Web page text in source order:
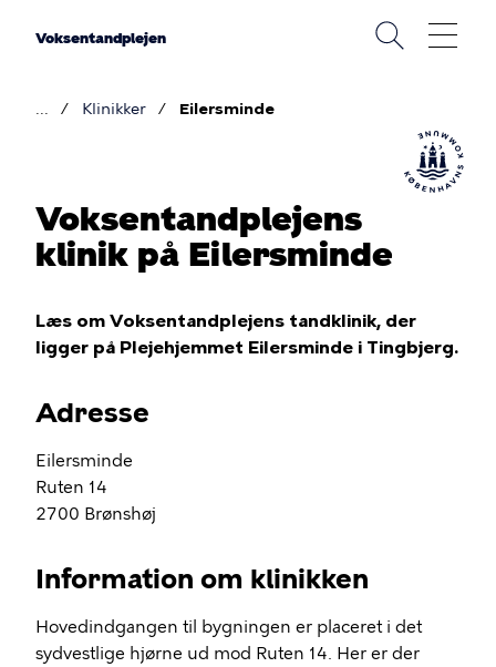
Voksentandplejen
Klinikker Eilersminde
Voksentandplejens
klinik på Eilersminde
Læs om Voksentandplejens tandklinik, der
ligger på Plejehjemmet Eilersminde i Tingbjerg.
Adresse
Eilersminde
Ruten 14
2700 Brønshøj
Information om klinikken
Hovedindgangen til bygningen er placeret i det
sydvestlige hjørne ud mod Ruten 14. Her er der